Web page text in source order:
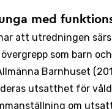
med
att utredningen
som barn
Barnhuset
utsatthet för
om